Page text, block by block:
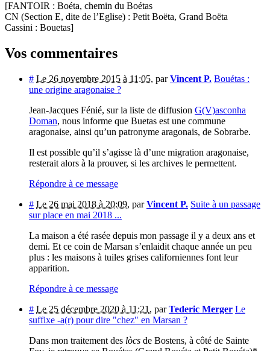
[FANTOIR : Boéta, chemin du Boétas
CN (Section E, dite de l’Eglise) : Petit Boëta, Grand Boëta
Cassini : Bouetas]
Vos commentaires
# Le 26 novembre 2015 à 11:05, parVincent P. Bouétas :
une origine aragonaise ?
Jean-Jacques Fénié, sur la liste de diffusion G(V)asconha
Doman, nous informe que Buetas est une commune
aragonaise, ainsi qu’un patronyme aragonais, de Sobrarbe.
Il est possible qu’il s’agisse là d’une migration aragonaise,
resterait alors à la prouver, si les archives le permettent.
Répondre à ce message
# Le 26 mai 2018 à 20:09, parVincent P. Suite à un passage
sur place en mai 2018 ...
La maison a été rasée depuis mon passage il y a deux ans et
demi. Et ce coin de Marsan s’enlaidit chaque année un peu
plus : les maisons à tuiles grises californiennes font leur
apparition.
Répondre à ce message
# Le 25 décembre 2020 à 11:21 , parTederic Merger Le
suffixe -a(r) pour dire "chez" en Marsan ?
Dans mon traitement des lòcs de Bostens, à côté de Sainte